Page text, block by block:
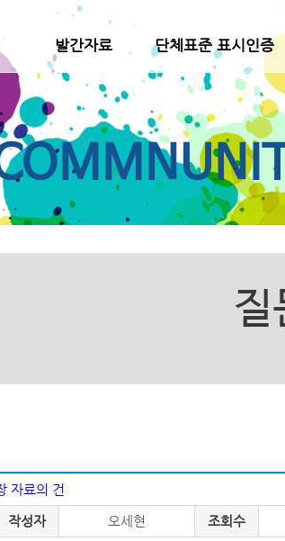
발간자료 단체표준 표시인증
질
자료의 건
작성자 오세현 조회수